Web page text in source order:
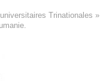
Trinationales »